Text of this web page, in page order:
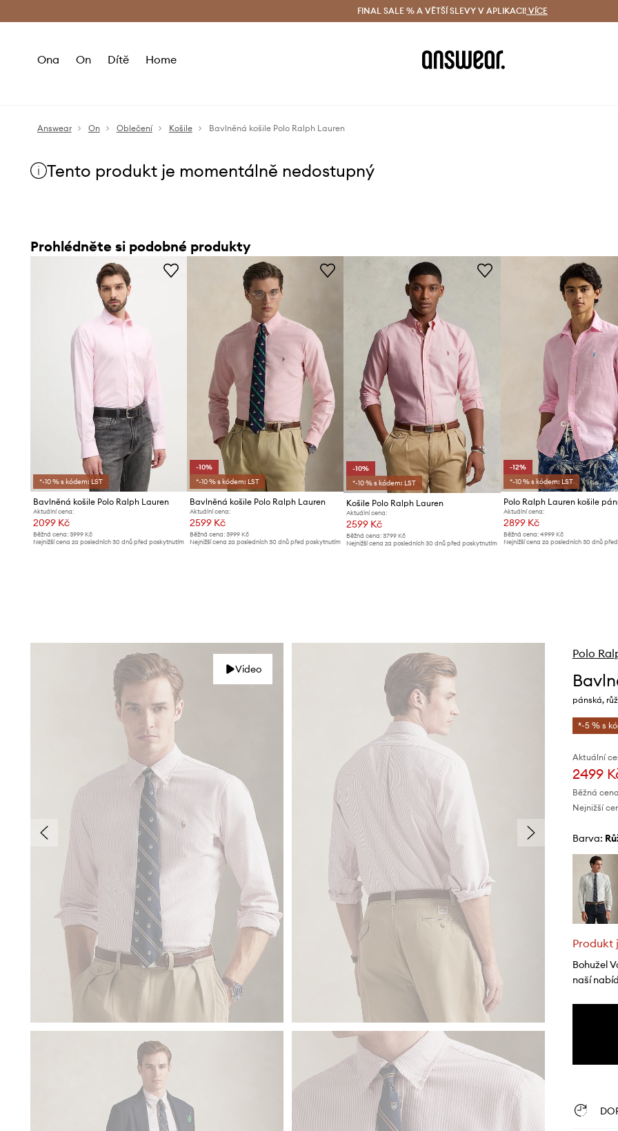
Doručení a vrácení zdarma (od 1800 Kč) Doručení i do 24 h
FINAL SALE % A VĚTŠÍ SLEVY V APLIKACI! VÍCE
Ona On Dítě Home
Answear On Oblečení Košile Bavlněná košile Polo Ralph Lauren
Tento produkt je momentálně nedostupný
Prohlédněte si podobné produkty
*-10 % s kódem: LST
Bavlněná košile Polo Ralph Lauren
Aktuální cena:
2099 Kč
Běžná cena: 3999 Kč
Nejnižší cena za posledních 30 dnů před poskytnutím
-10%
*-10 % s kódem: LST
Bavlněná košile Polo Ralph Lauren
Aktuální cena:
2599 Kč
Běžná cena:3999 Kč
Nejnižší cena za posledních 30 dnů před poskytnutím
-10%
*-10 % s kódem: LST
Košile Polo Ralph Lauren
Aktuální cena:
2599 Kč
Běžná cena: 3799 Kč
Nejnižší cena za posledních 30 dnů před poskytnutím
-12%
*-10 % s kódem: LST
Aktuální cena:
2899 Kč
Běžná cena: 4999 Kč
Nejnižší cena za posledních 30 dnů
Video
Polo
pánská,
*-5 % s
Aktuální
2499
Běžná
Nejnižší
Barva:
Produkt
Bohužel
naší